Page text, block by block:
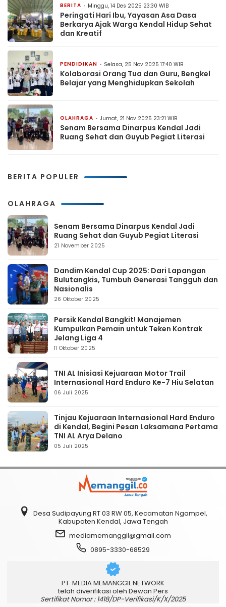
BERITA Minggu, 14 Des 2025 23:30 WIB
Peringati Hari Ibu, Yayasan Asa Dasa
Berkarya Ajak Warga Kendal Hidup Sehat
dan Kreatif
PENDIDIKAN Selasa, 25 Nov 2025 17:40 WIB
Kolaborasi Orang Tua dan Guru, Bengkel
Belajar yang Menghidupkan Sekolah
OLAHRAGA Jumat, 21 Nov 2025 23:21 WIB
Senam Bersama Dinarpus Kendal Jadi
Ruang Sehat dan Guyub Pegiat Literasi
BERITA POPULER
OLAHRAGA
Senam Bersama Dinarpus Kendal Jadi
Ruang Sehat dan Guyub Pegiat Literasi
21 November 2025
Dandim Kendal Cup 2025: Dari Lapangan
Bulutangkis, Tumbuh Generasi Tangguh dan
Nasionalis
26 Oktober 2025
Persik Kendal Bangkit! Manajemen
Kumpulkan Pemain untuk Teken Kontrak
Jelang Liga 4
11 Oktober 2025
TNI AL Inisiasi Kejuaraan Motor Trail
Internasional Hard Enduro Ke-7 Hiu Selatan
06 Juli 2025
Tinjau Kejuaraan Internasional Hard Enduro
di Kendal, Begini Pesan Laksamana Pertama
TNI AL Arya Delano
05 Juli 2025
Desa Sudipayung RT 03 RW 05, Kecamatan Ngampel,
Kabupaten Kendal, Jawa Tengah
mediamemanggil@gmail.com
0895-3330-68529
PT. MEDIA MEMANGGIL NETWORK
telah diverifikasi oleh Dewan Pers
Sertifikat Nomor : 1418/DP-Verifikasi/K/X/2025